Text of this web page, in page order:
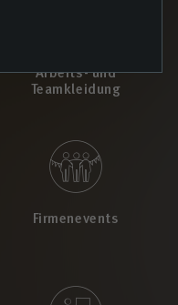
Arbeits- und
Teamkleidung
Firmenevents